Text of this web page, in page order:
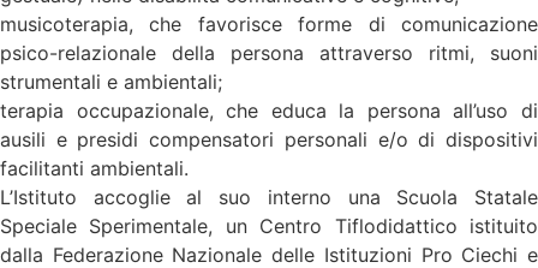
musicoterapia, che favorisce forme di comunicazione
psico-relazionale della persona attraverso ritmi, suoni
strumentali e ambientali;
terapia occupazionale, che educa la persona all’uso di
ausili e presidi compensatori personali e/o di dispositivi
facilitanti ambientali.
L’Istituto accoglie al suo interno una Scuola Statale
Speciale Sperimentale, un Centro Tiflodidattico istituito
dalla Federazione Nazionale delle Istituzioni Pro Ciechi e